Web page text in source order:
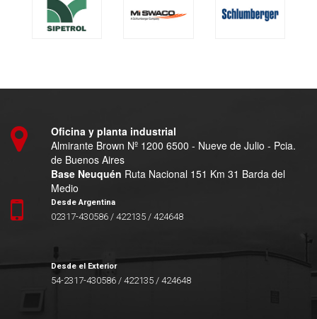
Oficina y planta industrial
Almirante Brown Nº 1200 6500 - Nueve de Julio - Pcia.
de Buenos Aires
Base Neuquén Ruta Nacional 151 Km 31 Barda del
Medio
Desde Argentina
02317-430586 / 422135 / 424648
Desde el Exterior
54-2317-430586 / 422135 / 424648